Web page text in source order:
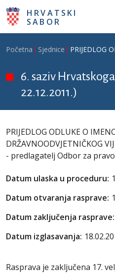
Skoči na glavni sadržaj
HRVATSKI
SABOR
Breadcrumb
Početna Sjednice PRIJEDLOG
6. saziv
22.12.2011.)
PRIJEDLOG ODLUKE O
DRŽAVNOODVJETNIČKOG
- predlagatelj Odbor za
Datum ulaska u proceduru:
Datum otvaranja rasprave:
Datum zaključenja rasprave:
Datum izglasavanja:
Rasprava je zaključena 17.